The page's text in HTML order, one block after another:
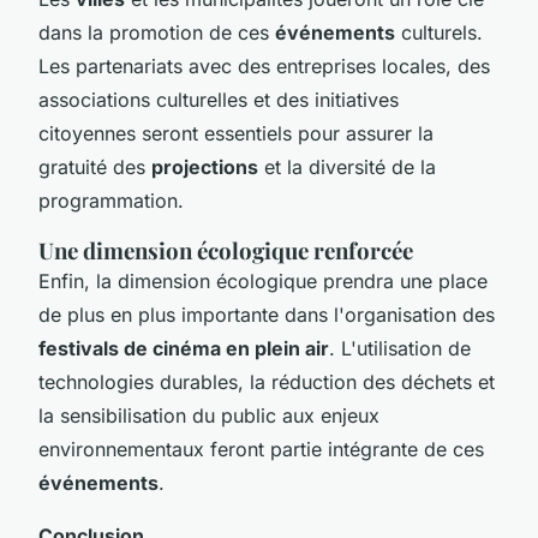
dans la promotion de ces événements culturels.
Les partenariats avec des entreprises locales, des
associations culturelles et des initiatives
citoyennes seront essentiels pour assurer la
gratuité des projections et la diversité de la
programmation.
Une dimension écologique renforcée
Enfin, la dimension écologique prendra une place
de plus en plus importante dans l'organisation des
festivals de cinéma en plein air. L'utilisation de
technologies durables, la réduction des déchets et
la sensibilisation du public aux enjeux
environnementaux feront partie intégrante de ces
événements.